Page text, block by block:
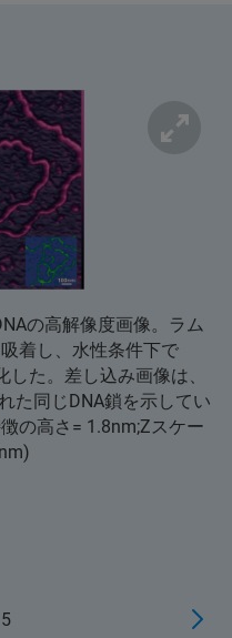
の高解像度画像。ラム
着し、水性条件下で
た。差し込み画像は、
た同じDNA鎖を示してい
の高さ= 1.8nm;Zスケー
5